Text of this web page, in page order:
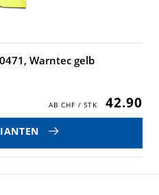
Warntec gelb
42.90